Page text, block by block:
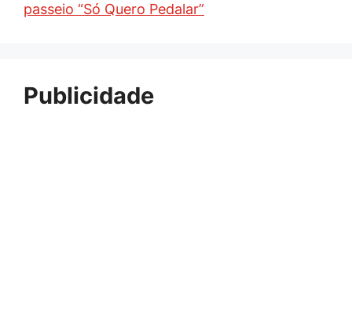
passeio “Só Quero Pedalar”
Publicidade